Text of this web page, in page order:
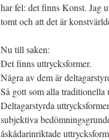
har fel: det finns Konst. Jag
tomt och att det är
Nu till saken:
Det finns uttrycksformer.
Några av dem är
Så gott som alla
Deltagarstyrda
subjektiva
åskådarinriktade